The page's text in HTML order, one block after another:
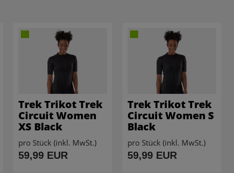
Trek Trikot Trek
Circuit Women
XS Black
pro Stück (inkl. MwSt.)
59,99 EUR
Trek Trikot Trek
Circuit Women S
Black
pro Stück (inkl. MwSt.)
59,99 EUR